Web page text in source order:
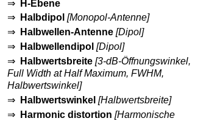
⇒
H-Ebene
⇒
Halbdipol [Monopol-Antenne]
⇒
Halbwellen-Antenne[Dipol]
⇒
Halbwellendipol [Dipol]
⇒
Halbwertsbreite[3-dB-Öffnungswinkel,
Full Width at Half Maximum, FWHM,
Halbwertswinkel]
⇒
Halbwertswinkel [Halbwertsbreite]
⇒
Harmonic distortion [Harmonische